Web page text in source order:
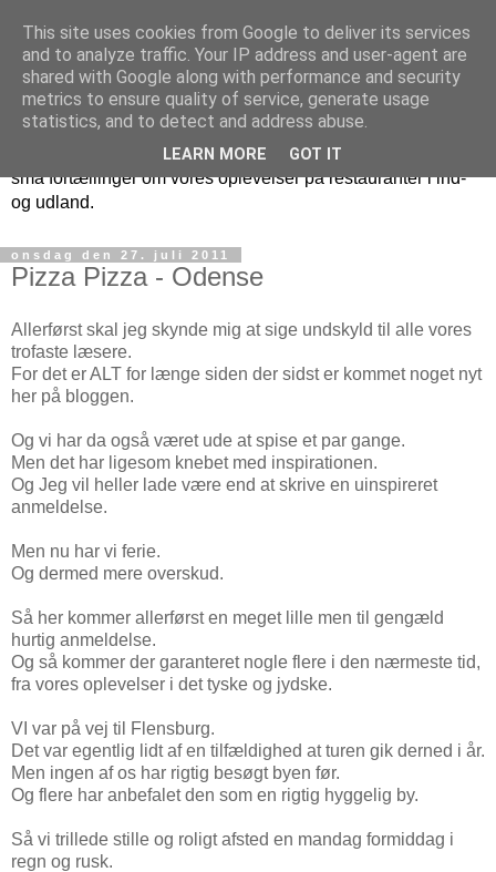
Benny og Pernilles
restaurantoplevelser
Denne blog kommer med tiden til at indeholde en masse
små fortællinger om vores oplevelser på restauranter i ind-
og udland.
onsdag den 27. juli 2011
Pizza Pizza - Odense
Allerførst skal jeg skynde mig at sige undskyld til alle vores
trofaste læsere.
For det er ALT for længe siden der sidst er kommet noget nyt
her på bloggen.
Og vi har da også været ude at spise et par gange.
Men det har ligesom knebet med inspirationen.
Og Jeg vil heller lade være end at skrive en uinspireret
anmeldelse.
Men nu har vi ferie.
Og dermed mere overskud.
Så her kommer allerførst en meget lille men til gengæld
hurtig anmeldelse.
Og så kommer der garanteret nogle flere i den nærmeste tid,
fra vores oplevelser i det tyske og jydske.
VI var på vej til Flensburg.
Det var egentlig lidt af en tilfældighed at turen gik derned i år.
Men ingen af os har rigtig besøgt byen før.
Og flere har anbefalet den som en rigtig hyggelig by.
Så vi trillede stille og roligt afsted en mandag formiddag i
regn og rusk.
This site uses cookies from Google to deliver its services
and to analyze traffic. Your IP address and user-agent are
shared with Google along with performance and security
metrics to ensure quality of service, generate usage
statistics, and to detect and address abuse.
LEARN MORE GOT IT